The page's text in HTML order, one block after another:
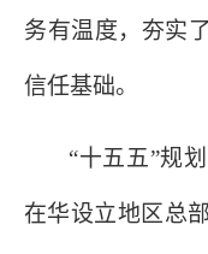
务有温度，夯实
信任基础。
“十五五”规
在华设立地区总